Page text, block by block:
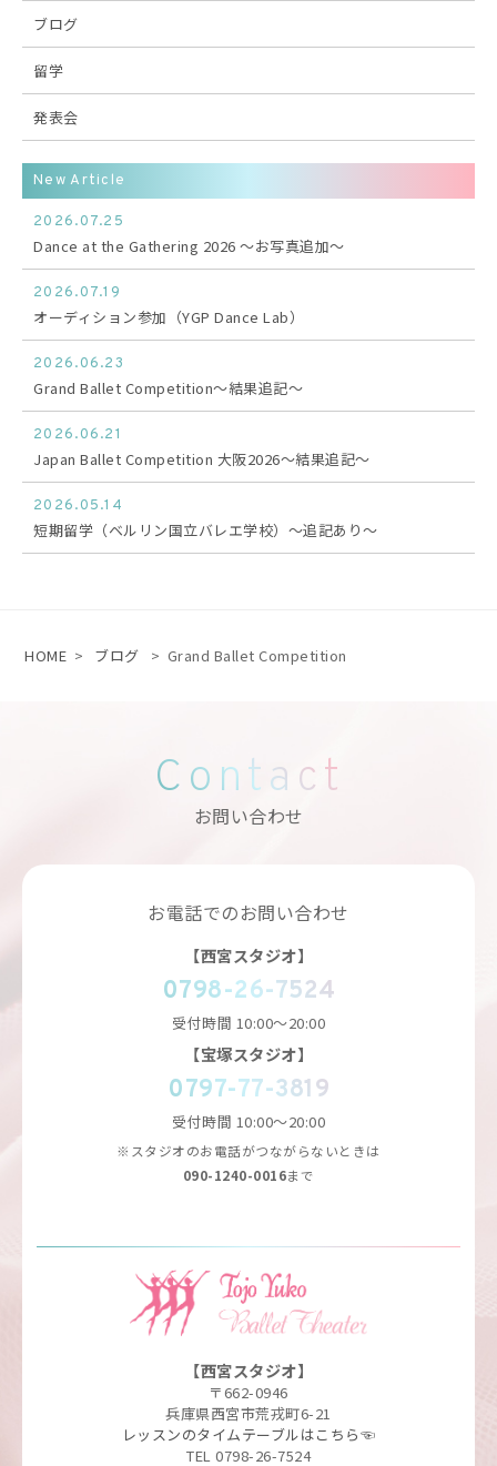
ブログ
留学
発表会
New Article
2026.07.25
Dance at the Gathering 2026 〜お写真追加〜
2026.07.19
オーディション参加（YGP Dance Lab）
2026.06.23
Grand Ballet Competition〜結果追記〜
2026.06.21
Japan Ballet Competition 大阪2026〜結果追記〜
2026.05.14
短期留学（ベルリン国立バレエ学校）〜追記あり〜
HOME > ブログ > Grand Ballet Competition
Contact
お問い合わせ
お電話でのお問い合わせ
【西宮スタジオ】
0798-26-7524
受付時間 10:00～20:00
【宝塚スタジオ】
0797-77-3819
受付時間 10:00～20:00
※スタジオのお電話がつながらないときは
090-1240-0016まで
【西宮スタジオ】
〒662-0946
兵庫県西宮市荒戎町6-21
レッスンのタイムテーブルはこちら☜
TEL 0798-26-7524